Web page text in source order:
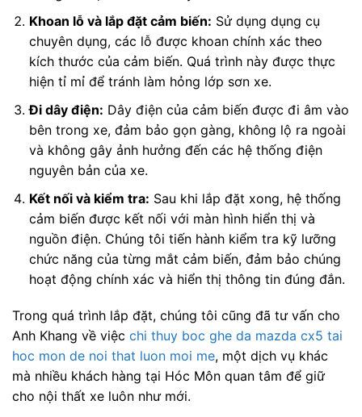
Khoan lỗ và lắp đặt cảm biến: Sử dụng dụng cụ
chuyên dụng, các lỗ được khoan chính xác theo
kích thước của cảm biến. Quá trình này được thực
hiện tỉ mỉ để tránh làm hỏng lớp sơn xe.
Đi dây điện: Dây điện của cảm biến được đi âm vào
bên trong xe, đảm bảo gọn gàng, không lộ ra ngoài
và không gây ảnh hưởng đến các hệ thống điện
nguyên bản của xe.
Kết nối và kiểm tra: Sau khi lắp đặt xong, hệ thống
cảm biến được kết nối với màn hình hiển thị và
nguồn điện. Chúng tôi tiến hành kiểm tra kỹ lưỡng
chức năng của từng mắt cảm biến, đảm bảo chúng
hoạt động chính xác và hiển thị thông tin đúng đắn.
Trong quá trình lắp đặt, chúng tôi cũng đã tư vấn cho
Anh Khang về việc chi thuy boc ghe da mazda cx5 tai
hoc mon de noi that luon moi me, một dịch vụ khác
mà nhiều khách hàng tại Hóc Môn quan tâm để giữ
cho nội thất xe luôn như mới.